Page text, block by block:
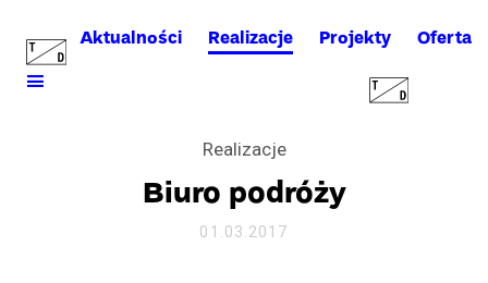
Aktualności Realizacje Projekty Oferta
Realizacje
Biuro podróży
01.03.2017